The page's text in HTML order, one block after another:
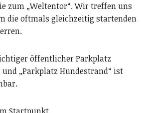
zum „Weltentor“. Wir treffen uns
die oftmals gleichzeitig startenden
öffentlicher Parkplatz
und „Parkplatz Hundestrand“ ist